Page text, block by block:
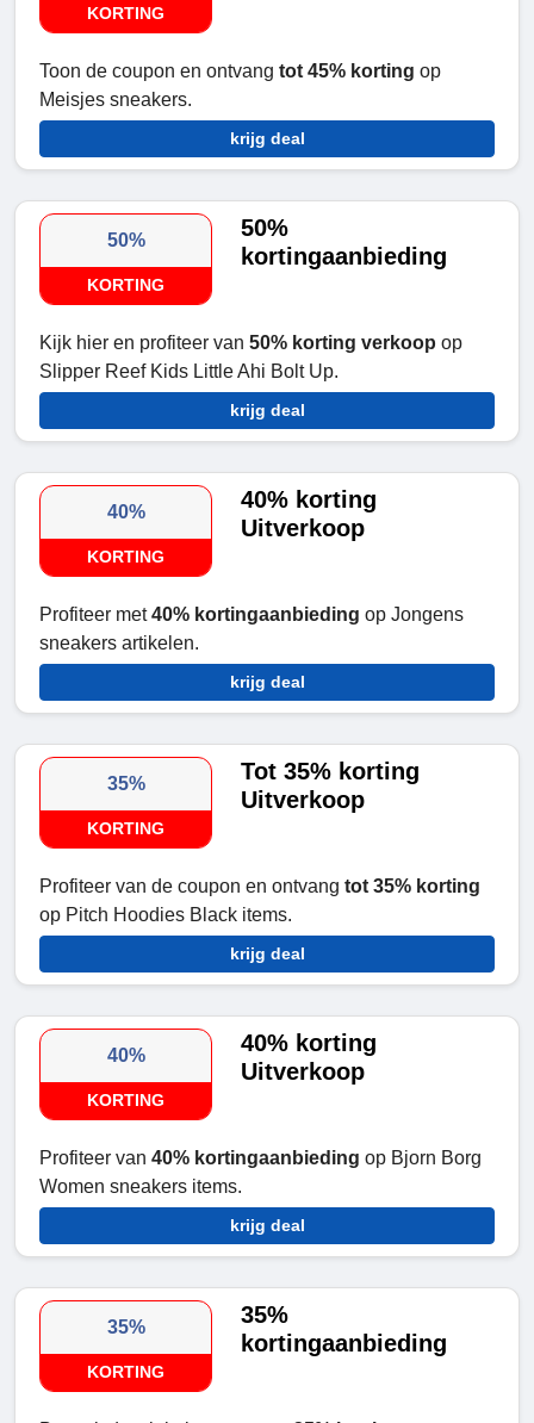
KORTING
Toon de coupon en ontvang tot 45% korting op
Meisjes sneakers.
krijg deal
50%
KORTING
50%
kortingaanbieding
Kijk hier en profiteer van 50% korting verkoop op
Slipper Reef Kids Little Ahi Bolt Up.
krijg deal
40%
KORTING
40% korting
Uitverkoop
Profiteer met40% kortingaanbieding op Jongens
sneakers artikelen.
krijg deal
35%
KORTING
Tot 35% korting
Uitverkoop
Profiteer van de coupon en ontvang tot 35% korting
op Pitch Hoodies Black items.
krijg deal
40%
KORTING
40% korting
Uitverkoop
Profiteer van 40% kortingaanbieding op Bjorn Borg
Women sneakers items.
krijg deal
35%
KORTING
35%
kortingaanbieding